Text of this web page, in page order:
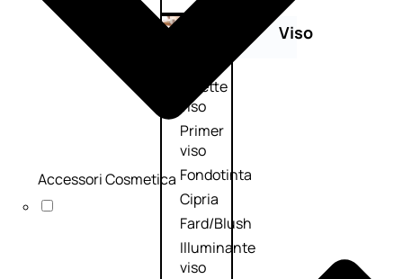
Viso
Palette
viso
Primer
viso
Fondotinta
Cipria
Fard/Blush
Illuminante
viso
Accessori Cosmetica